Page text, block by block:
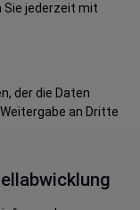
Sie jederzeit mit
der die Daten
an Dritte